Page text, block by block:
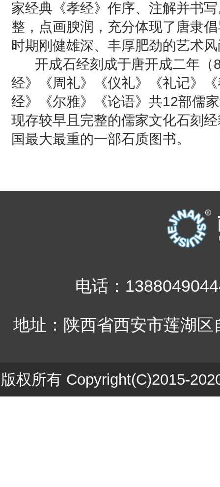
家经典《孝经》作序、注解并书
整，点画腴润，充分体现了唐隶
时期刚健雄深、丰厚肥劲的艺术
开成石经刻成于唐开成二年（
经》《周礼》《仪礼》《礼记》
经》《尔雅》《论语》共12部儒
现存较早且完整的儒家文化石刻
国最大最重的一部石质图书。
电话：
地址：陕西省西安市莲湖
版权所有 Copyright(C)2015-